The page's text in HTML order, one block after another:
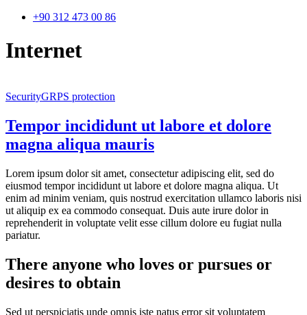
+90 312 473 00 86
Internet
SecurityGRPS protection
Tempor incididunt ut labore et dolore
magna aliqua mauris
Lorem ipsum dolor sit amet, consectetur adipiscing elit, sed do
eiusmod tempor incididunt ut labore et dolore magna aliqua. Ut
enim ad minim veniam, quis nostrud exercitation ullamco laboris nisi
ut aliquip ex ea commodo consequat. Duis aute irure dolor in
reprehenderit in voluptate velit esse cillum dolore eu fugiat nulla
pariatur.
There anyone who loves or pursues or
desires to obtain
Sed ut perspiciatis unde omnis iste natus error sit voluptatem